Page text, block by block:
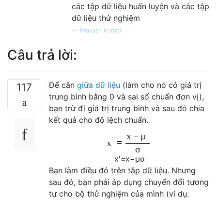
các tập dữ liệu huấn luyện và các tập
dữ liệu thử nghiệm
— Prakash Kumar
Câu trả lời:
117 Để căn giữa dữ liệu (làm cho nó có giá trị
trung bình bằng 0 và sai số chuẩn đơn vị),
bạn trừ đi giá trị trung bình và sau đó chia
kết quả cho độ lệch chuẩn.
x′ =
x − μ
σ
x′=x−μσ
Bạn làm điều đó trên tập dữ liệu. Nhưng
sau đó, bạn phải áp dụng chuyển đổi tương
tự cho bộ thử nghiệm của mình (ví dụ: